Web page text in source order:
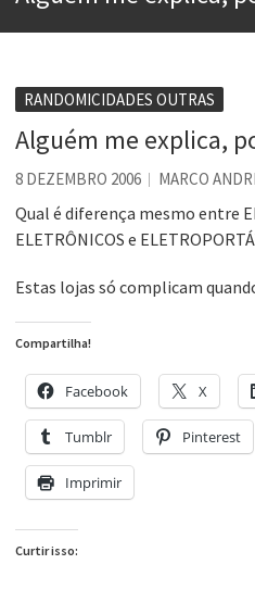
Esse tal de Rock Gaúcho
Voto obrigatório é correto?
Se queres salvar o mundo, o
Tem que filmar isso daí
A construção da urbanidade
RANDOMICIDADES OUTRAS
Alguém me explica,
8 DEZEMBRO 2006 MARCO
Qual é diferença mesmo entre
ELETRÔNICOS e
Estas lojas só complicam
Compartilha!
Facebook X
Tumblr Pinterest
Imprimir
Curtir isso: